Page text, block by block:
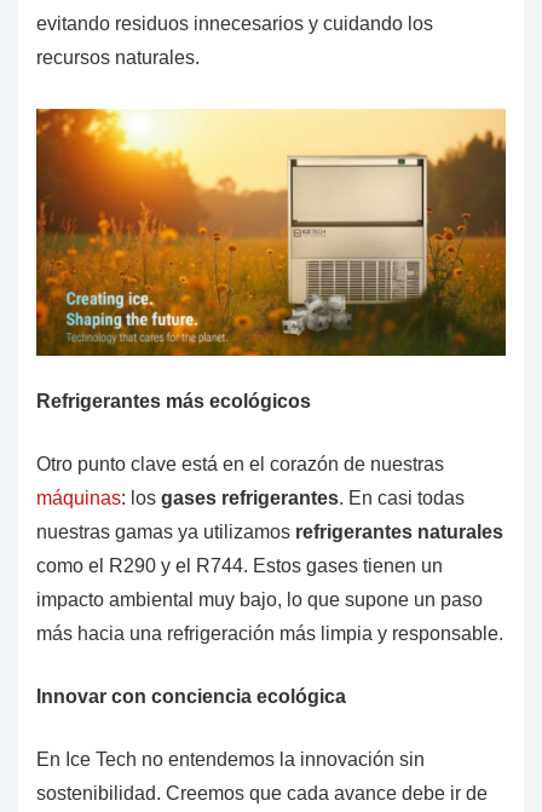
evitando residuos innecesarios y cuidando los
recursos naturales.
Refrigerantes más ecológicos
Otro punto clave está en el corazón de nuestras
máquinas: los gases refrigerantes. En casi todas
nuestras gamas ya utilizamos refrigerantes naturales
como el R290 y el R744. Estos gases tienen un
impacto ambiental muy bajo, lo que supone un paso
más hacia una refrigeración más limpia y responsable.
Innovar con conciencia ecológica
En Ice Tech no entendemos la innovación sin
sostenibilidad. Creemos que cada avance debe ir de